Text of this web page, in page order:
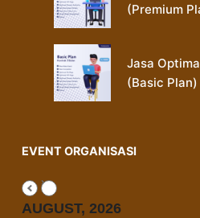
(Premium
Jasa
(Basic Plan)
EVENT ORGANISASI
AUGUST, 2026